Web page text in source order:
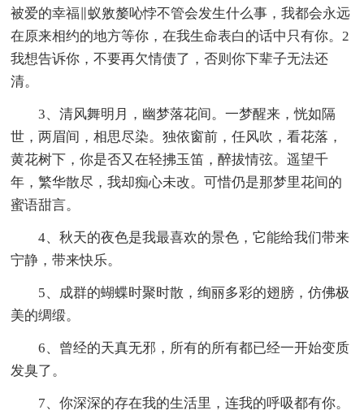
被爱的幸福∥蚁敫嫠吣悖不管会发生什么事，我都会永远
在原来相约的地方等你，在我生命表白的话中只有你。2
我想告诉你，不要再欠情债了，否则你下辈子无法还
清。
3、清风舞明月，幽梦落花间。一梦醒来，恍如隔
世，两眉间，相思尽染。独依窗前，任风吹，看花落，
黄花树下，你是否又在轻拂玉笛，醉拔情弦。遥望千
年，繁华散尽，我却痴心未改。可惜仍是那梦里花间的
蜜语甜言。
4、秋天的夜色是我最喜欢的景色，它能给我们带来
宁静，带来快乐。
5、成群的蝴蝶时聚时散，绚丽多彩的翅膀，仿佛极
美的绸缎。
6、曾经的天真无邪，所有的所有都已经一开始变质
发臭了。
7、你深深的存在我的生活里，连我的呼吸都有你。